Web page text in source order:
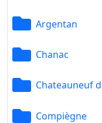
Argentan
Chanac
Chateauneuf
Compiègne